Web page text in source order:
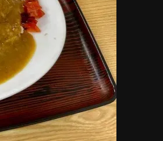
:°°°°°°
Urasawa )
– ( 1969 @…